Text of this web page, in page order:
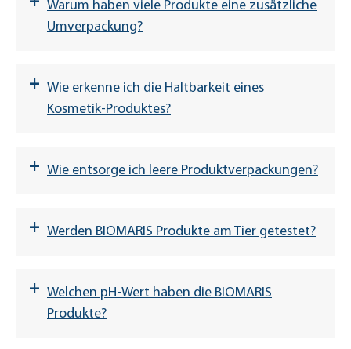
Warum haben viele Produkte eine zusätzliche
Umverpackung?
+ Wie erkenne ich die Haltbarkeit eines
Kosmetik-Produktes?
+ Wie entsorge ich leere Produktverpackungen?
+ Werden BIOMARIS Produkte am Tier getestet?
+ Welchen pH-Wert haben die BIOMARIS
Produkte?